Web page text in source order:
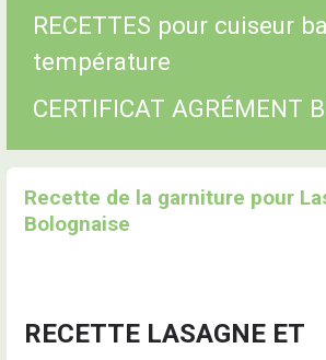
RECETTES pour cuiseur
température
CERTIFICAT AGRÉMENT
Recette de la garniture pour
Bolognaise
RECETTE LASAGNE ET